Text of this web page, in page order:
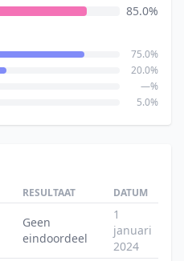
85.0%
75.0%
20.0%
—%
5.0%
RESULTAAT DATUM
Geen
eindoordeel
1
januari
2024